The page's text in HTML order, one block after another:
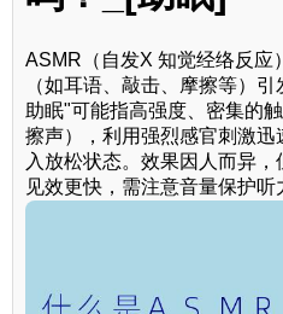
ASMR（自发X 知觉经络反应
（如耳语、敲击、摩擦等）
助眠"可能指高强度、密集的
擦声），利用强烈感官刺激
入放松状态。效果因人而异
见效更快，需注意音量保护听